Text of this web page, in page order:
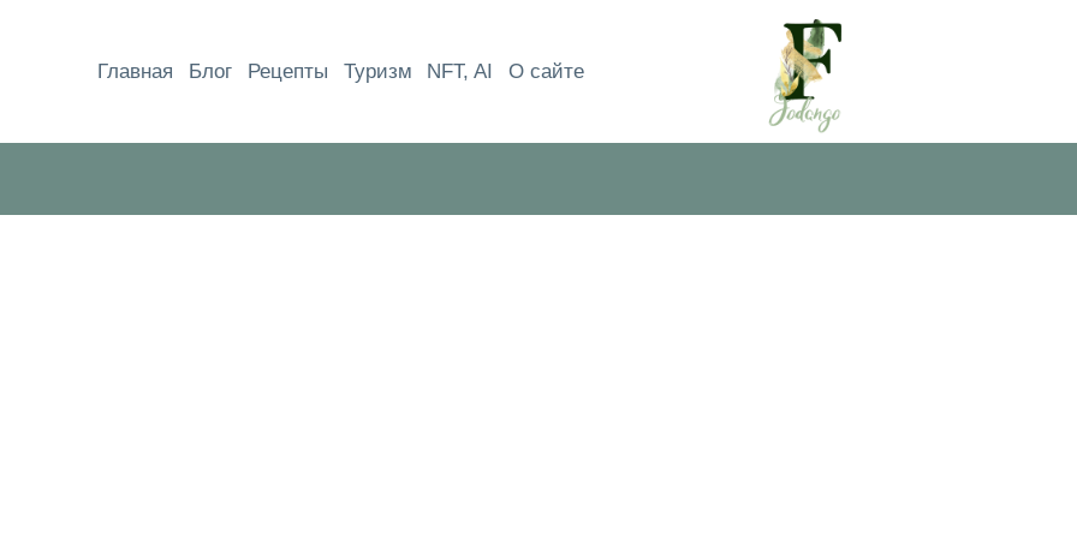
содержимомуГлавная Блог Рецепты Туризм NFT, AI О сайте